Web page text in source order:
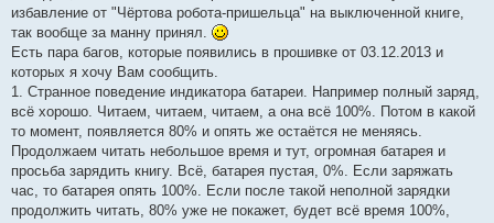
и
#
5
избавление от "Чёртова робота-пришельца" на выключенной книге,
так вообще за манну принял.
Есть пара багов, которые появились в прошивке от 03.12.2013 и
которых я хочу Вам сообщить.
1. Странное поведение индикатора батареи. Например полный заряд,
всё хорошо. Читаем, читаем, читаем, а она всё 100%. Потом в какой
то момент, появляется 80% и опять же остаётся не меняясь.
Продолжаем читать небольшое время и тут, огромная батарея и
просьба зарядить книгу. Всё, батарея пустая, 0%. Если заряжать
час, то батарея опять 100%. Если после такой неполной зарядки
продолжить читать, 80% уже не покажет, будет всё время 100%,